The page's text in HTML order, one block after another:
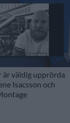
är väldig upprörda
Isacsson och